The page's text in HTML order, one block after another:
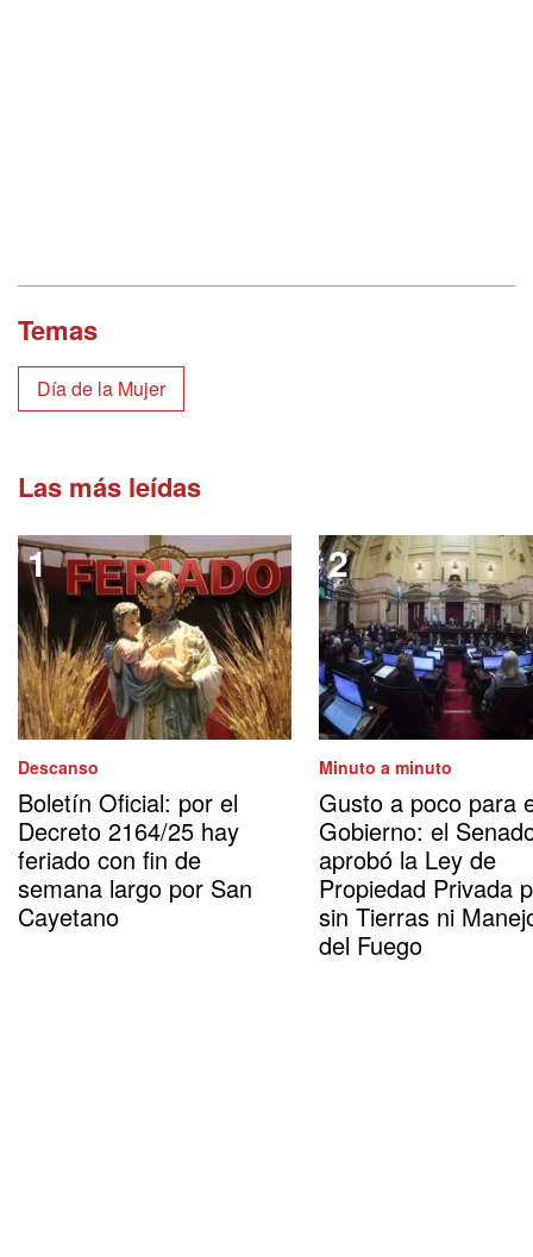
Temas
Día de la Mujer
Las más leídas
Descanso
Boletín Oficial: por el
Decreto 2164/25 hay
feriado con fin de
semana largo por San
Cayetano
Minuto a minuto
Gusto a poco para
Gobierno: el
aprobó la Ley de
Propiedad Privada
sin Tierras ni
del Fuego